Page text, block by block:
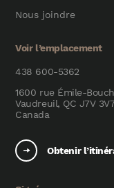
Nous joindre
Voir l’emplacement
438 600-5362
1600 rue Émile-
Vaudreuil, QC J7V
Canada
Obtenir